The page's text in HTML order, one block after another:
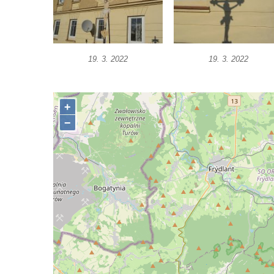
Podluží
Kříž u domu čp. 155 v Chřibské
Údajný kříž u domu čp. 283 ve Chřibské
Kříž jižně od Bukolu
Centrální kříž hřbitova v Hrobčicích
Kříž u silnice z Chouče do Mirošovic
Centrální kříž hřbitova v Chouči
Kříž na rozcestí v Záluží
Kříž v ulici V Zátiší v Dobříni
Boží muka u domu čp. 392 na rohu ulic Na
Hradčanech a Palackého v Roudnici nad
Labem
Kříž v centru Liběšic
Kříž na návsi v Chouči
19. 3. 2022 19. 3. 2022